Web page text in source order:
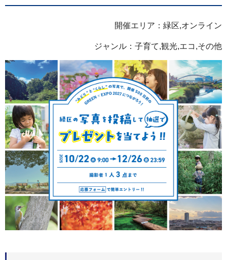
開催エリア：緑区,オンライン
ジャンル：子育て,観光,エコ,その他